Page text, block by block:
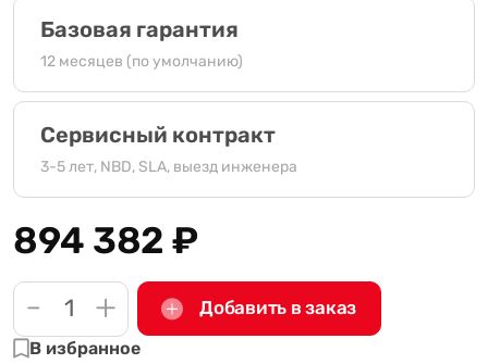
Базовая гарантия
12 месяцев (по умолчанию)
Сервисный контракт
3-5 лет, NBD, SLA, выезд инженера
894 382₽
- + Добавить в заказ
В избранное